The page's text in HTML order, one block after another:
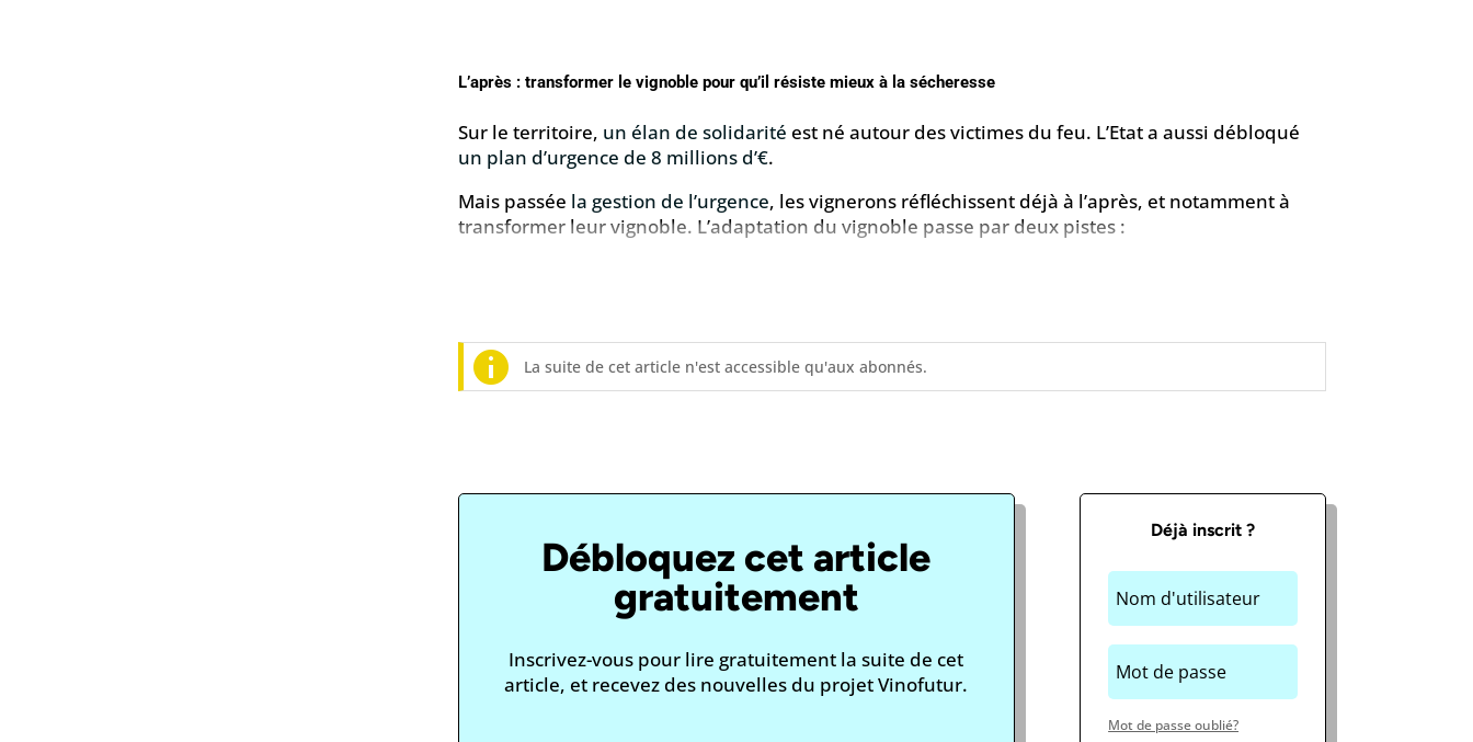
L’après : transformer le vignoble pour qu’il résiste mieux à la sécheresse
Sur le territoire, un élan de solidarité est né autour des victimes du feu. L’Etat a aussi débloqué
un plan d’urgence de 8 millions d’€.
Mais passée la gestion de l’urgence, les vignerons réfléchissent déjà à l’après, et notamment à
transformer leur vignoble. L’adaptation du vignoble passe par deux pistes :
La suite de cet article n'est accessible qu'aux abonnés.
Débloquez cet article
gratuitement
Inscrivez-vous pour lire gratuitement la suite de cet
article, et recevez des nouvelles du projet Vinofutur.
Déjà inscrit ?
Mot de passe oublié?